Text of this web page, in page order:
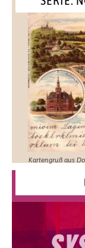
Kartengruß aus